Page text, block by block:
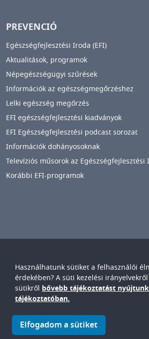
Használhatunk sütiket a felhasználói
érdekében? A süti kezelési
sütikről bővebb tájékoztatást
tájékoztatóban.
Elfogadom a sütiket
IMAGE
IMAGE
PREVENCIÓ
Egészségfejlesztési Iroda (EFI)
Aktualitások, programok
Népegészségügyi szűrések
Információk az egészségmegőrzéshez
Lelki egészség megőrzés
EFI egészségfejlesztési kiadványok
EFI Egészségfejlesztési podcast sorozat
Információk dohányosoknak
Televíziós műsorok az Egészségfejlesztési
Korábbi EFI-programok
Győr-Moson-Sopron Vármegyei
Petz Aladár
Egyetemi Oktató Kórház
© Győr-Moson-Sopron Vármegyei Petz
Kórház • 9024. Győr, Vasvári P. u. 2-4.